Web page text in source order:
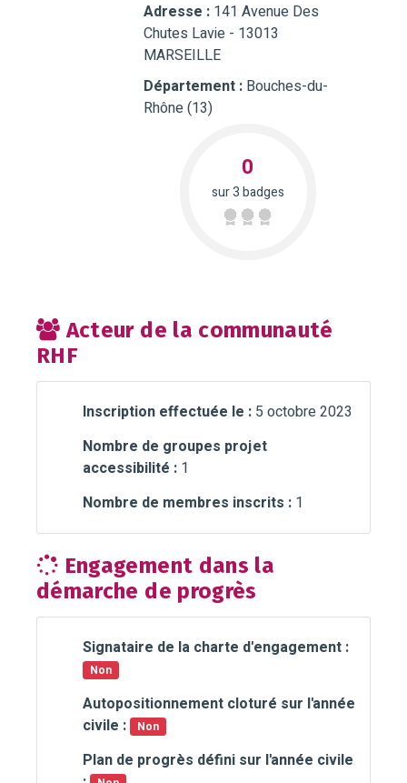
Adresse : 141 Avenue Des
Chutes Lavie - 13013
MARSEILLE
Département : Bouches-du-
Rhône (13)
0
sur 3 badges
Acteur de la communauté
RHF
Inscription effectuée le : 5 octobre 2023
Nombre de groupes projet
accessibilité : 1
Nombre de membres inscrits : 1
Engagement dans la
démarche de progrès
Signataire de la charte d'engagement :
Non
Autopositionnement cloturé sur l'année
civile :
Non
Plan de progrès défini sur l'année civile